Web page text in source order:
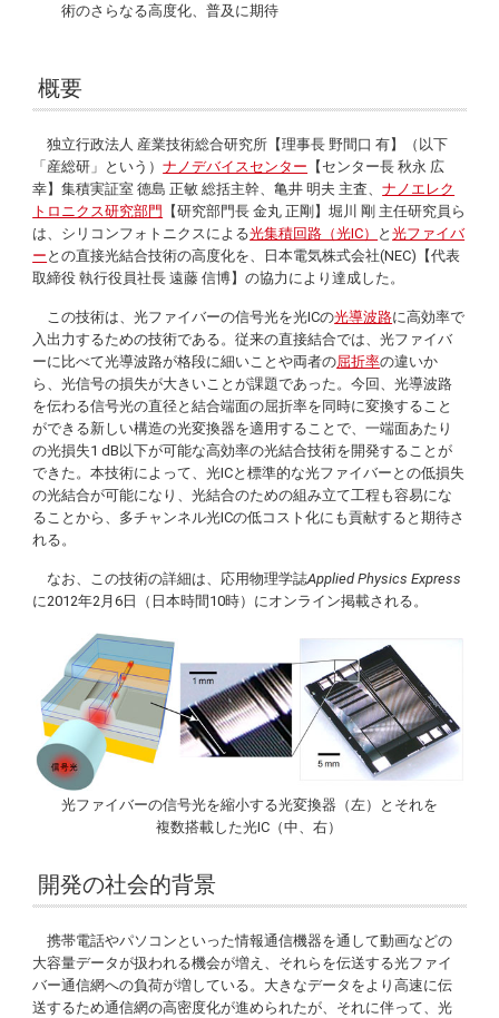
術のさらなる高度化、普及に期待
概要
独立行政法人 産業技術総合研究所【理事長 野間口 有】（以下
「産総研」という）ナノデバイスセンター 【センター長 秋永 広
幸】集積実証室 德島 正敏 総括主幹、亀井 明夫 主査、ナノエレク
トロニクス研究部門 【研究部門長 金丸 正剛】堀川 剛 主任研究員ら
は、シリコンフォトニクスによる光集積回路（光IC） と光ファイバ
ー との直接光結合技術の高度化を、日本電気株式会社(NEC)【代表
取締役 執行役員社長 遠藤 信博】の協力により達成した。
この技術は、光ファイバーの信号光を光ICの光導波路に高効率で
入出力するための技術である。従来の直接結合では、光ファイバ
ーに比べて光導波路が格段に細いことや両者の屈折率の違いか
ら、光信号の損失が大きいことが課題であった。今回、光導波路
を伝わる信号光の直径と結合端面の屈折率を同時に変換すること
ができる新しい構造の光変換器を適用することで、一端面あたり
の光損失1 dB以下が可能な高効率の光結合技術を開発することが
できた。本技術によって、光ICと標準的な光ファイバーとの低損失
の光結合が可能になり、光結合のための組み立て工程も容易にな
ることから、多チャンネル光ICの低コスト化にも貢献すると期待さ
れる。
なお、この技術の詳細は、応用物理学誌Applied Physics Express
に2012年2月6日（日本時間10時）にオンライン掲載される。
光ファイバーの信号光を縮小する光変換器（左）とそれを
複数搭載した光IC（中、右）
開発の社会的背景
携帯電話やパソコンといった情報通信機器を通して動画などの
大容量データが扱われる機会が増え、それらを伝送する光ファイ
バー通信網への負荷が増している。大きなデータをより高速に伝
送するため通信網の高密度化が進められたが、それに伴って、光